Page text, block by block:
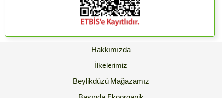
Hakkımızda
İlkelerimiz
Beylikdüzü Mağazamız